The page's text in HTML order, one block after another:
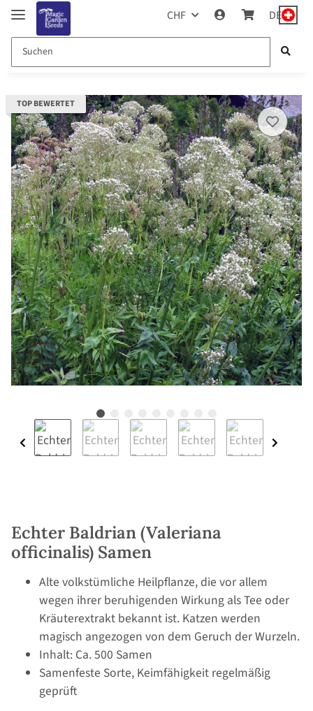
CHF DE
TOP BEWERTET
Echter Baldrian (Valeriana
officinalis) Samen
Alte volkstümliche Heilpflanze, die vor allem
wegen ihrer beruhigenden Wirkung als Tee oder
Kräuterextrakt bekannt ist. Katzen werden
magisch angezogen von dem Geruch der Wurzeln.
Inhalt: Ca. 500 Samen
Samenfeste Sorte, Keimfähigkeit regelmäßig
geprüft